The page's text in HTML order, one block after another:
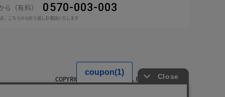
（有料） 0570-003-003
、こちらから折り返しお電話いたします
COPYRIGHT © DoCLASSE ALL RIGHTS RESERVED.